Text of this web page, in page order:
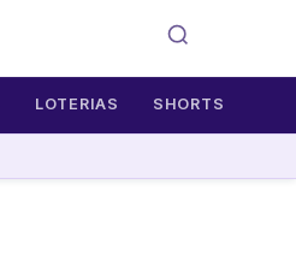
LOTERIAS SHORTS